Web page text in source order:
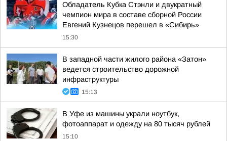
Обладатель Кубка Стэнли и двукратный
чемпион мира в составе сборной России
Евгений Кузнецов перешел в «Сибирь»
15:30
В западной части жилого района «Затон»
ведется строительство дорожной
инфраструктуры
15:13
В Уфе из машины украли ноутбук,
фотоаппарат и одежду на 80 тысяч рублей
15:10